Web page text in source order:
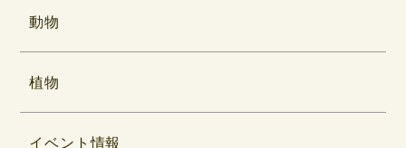
動物
植物
イベント情報